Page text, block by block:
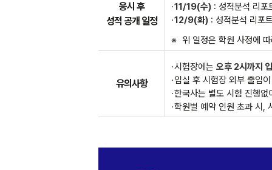
응시 후
성적 공개 일정
11/19(수) : 성적분석 리
12/9(화) : 성적분석 리포
위 일정은 학원 사정에
유의사항
시험장에는 오후 2시까지
입실 후 시험장 외부 출입
한국사는 별도 시험 진행
학원별 예약 인원 초과 시,